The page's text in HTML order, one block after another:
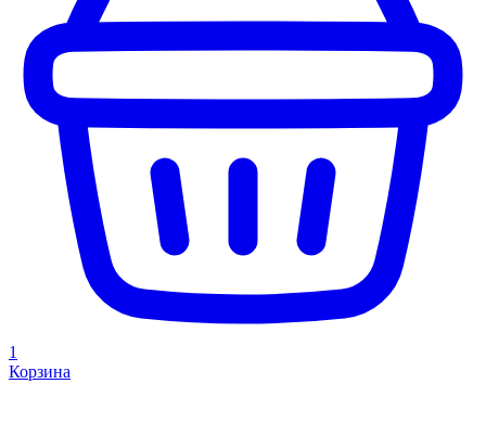
1
Корзина